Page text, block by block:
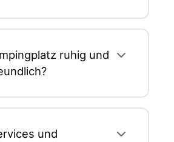
ruhig und
und